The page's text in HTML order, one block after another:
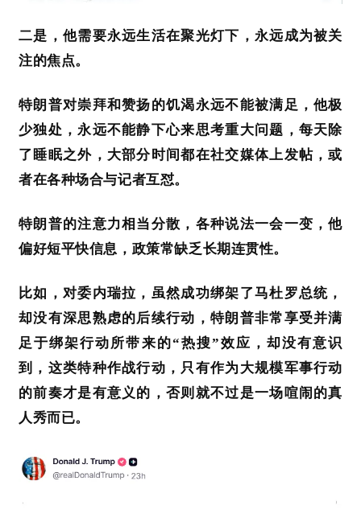
二是，他需要永远生活在聚光灯下，永远成为被关
注的焦点。
特朗普对崇拜和赞扬的饥渴永远不能被满足，他极
少独处 ，永远不能静下心来思考重大问题，每天除
了睡眠之外，大部分时间都在社交媒体上发帖，或
者在各种场合与记者互怼。
特朗普的注意力相当分散， 各种说法一会一变，他
偏好短平快信息，政策常缺乏长期连贯性。
比如，对委内瑞拉，虽然成功绑架了马杜罗总统，
却没有深思熟虑的后续行动，特朗普非常享受并满
足于绑架行动所带来的“热搜”效应，却没有意识
到，这类特种作战行动，只有作为大规模军事行动
的前奏才是有意义的，否则就不过是一场喧闹的真
人秀而已。